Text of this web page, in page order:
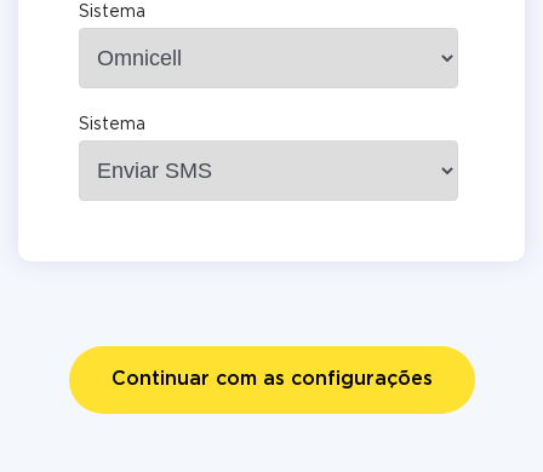
Sistema
Sistema
Continuar com as configurações